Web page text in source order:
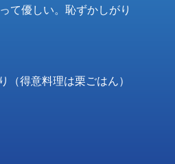
て優しい。恥ずかしがり
（得意料理は栗ごはん）